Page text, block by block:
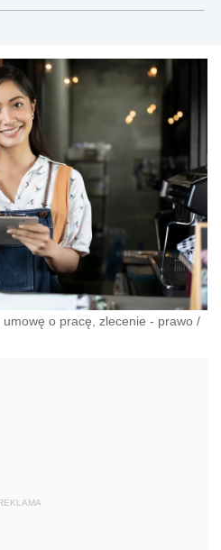
o pracę, zlecenie - prawo /